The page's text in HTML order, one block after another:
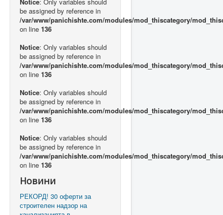
be assigned by reference in
/var/www/panichishte.com/modules/mod_thiscategory/
on line 136
Notice: Only variables should
be assigned by reference in
/var/www/panichishte.com/modules/mod_thiscategory/
on line 136
Notice: Only variables should
be assigned by reference in
/var/www/panichishte.com/modules/mod_thiscategory/
on line 136
Notice: Only variables should
be assigned by reference in
/var/www/panichishte.com/modules/mod_thiscategory/
on line 136
Новини
РЕКОРД! 30 оферти за
строителен надзор на